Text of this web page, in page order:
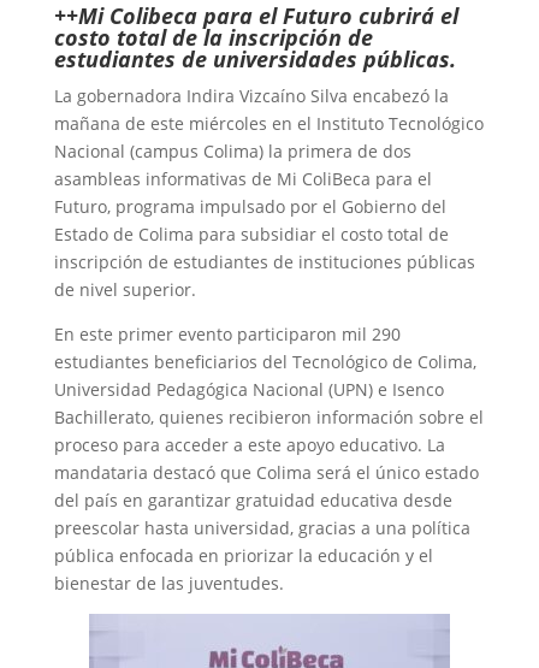
++Mi Colibeca para el Futuro cubrirá el
costo total de la inscripción de
estudiantes de universidades públicas.
La gobernadora Indira Vizcaíno Silva encabezó la
mañana de este miércoles en el Instituto Tecnológico
Nacional (campus Colima) la primera de dos
asambleas informativas de Mi ColiBeca para el
Futuro, programa impulsado por el Gobierno del
Estado de Colima para subsidiar el costo total de
inscripción de estudiantes de instituciones públicas
de nivel superior.
En este primer evento participaron mil 290
estudiantes beneficiarios del Tecnológico de Colima,
Universidad Pedagógica Nacional (UPN) e Isenco
Bachillerato, quienes recibieron información sobre el
proceso para acceder a este apoyo educativo. La
mandataria destacó que Colima será el único estado
del país en garantizar gratuidad educativa desde
preescolar hasta universidad, gracias a una política
pública enfocada en priorizar la educación y el
bienestar de las juventudes.